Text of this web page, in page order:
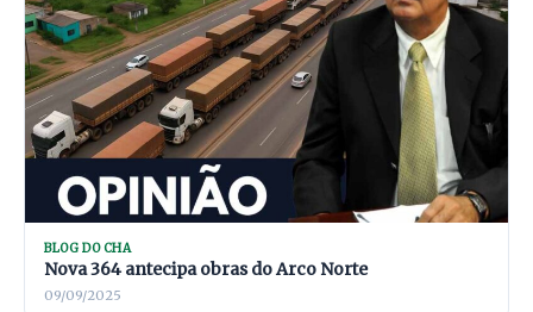
BLOG DO CHA
Nova 364 antecipa obras do Arco Norte
09/09/2025